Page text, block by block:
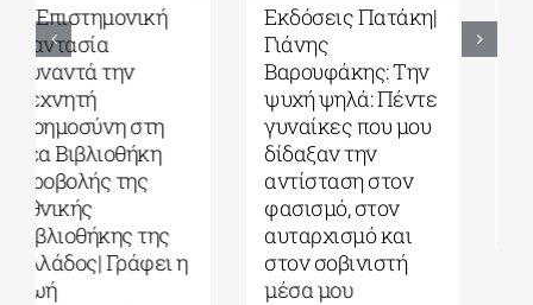
Εκδόσεις Πατάκη|
Γιάνης
Βαρουφάκης: Την
ψυχή ψηλά: Πέντε
γυναίκες που μου
δίδαξαν την
αντίσταση στον
φασισμό, στον
αυταρχισμό και
στον σοβινιστή
μέσα μου
Υπόγειες
Διαδρομές: Από το
Έπος του
Γκιλγκαμές στην
Οδύσσεια| Γράφει
ο Πάνος Λιάκος
31 Ιουλίου, 2026
Comments